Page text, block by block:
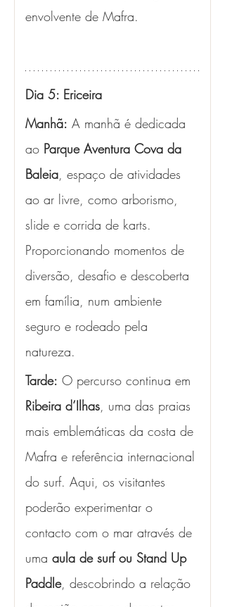
envolvente de Mafra.
Dia 5: Ericeira
Manhã: A manhã é dedicada
ao Parque Aventura Cova da
Baleia, espaço de atividades
ao ar livre, como arborismo,
slide e corrida de karts.
Proporcionando momentos de
diversão, desafio e descoberta
em família, num ambiente
seguro e rodeado pela
natureza.
Tarde: O percurso continua em
Ribeira d’Ilhas, uma das praias
mais emblemáticas da costa de
Mafra e referência internacional
do surf. Aqui, os visitantes
poderão experimentar o
contacto com o mar através de
uma aula de surf ou Stand Up
Paddle, descobrindo a relação